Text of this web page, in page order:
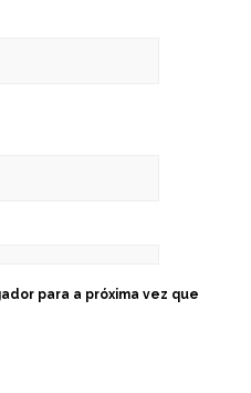
para a próxima vez que